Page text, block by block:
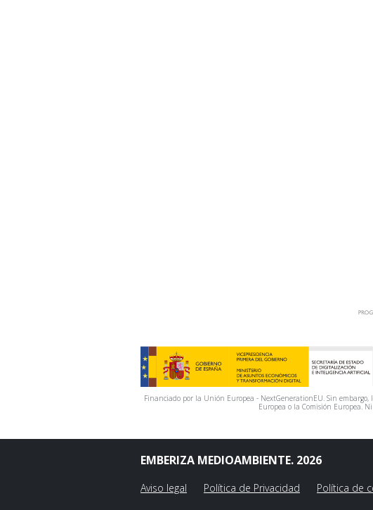
Financiado por la Unión Europea - NextGenerationEU. Sin
Europea o la Comisión Europea.
EMBERIZA MEDIOAMBIENTE. 2026
Aviso legal Política de Privacidad Política de